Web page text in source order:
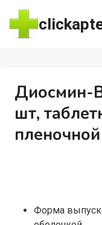
Перейти
содержимому
Диосмин-
шт,
Форма